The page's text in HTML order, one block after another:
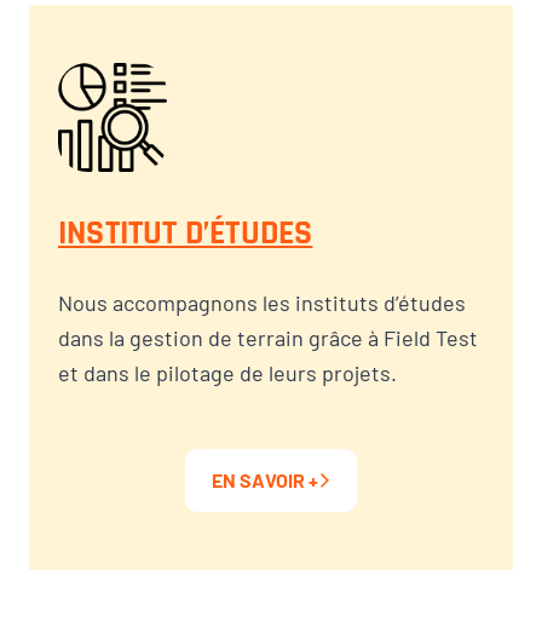
INSTITUT D’ÉTUDES
Nous accompagnons les instituts d’études
dans la gestion de terrain grâce à Field Test
et dans le pilotage de leurs projets.
EN SAVOIR +